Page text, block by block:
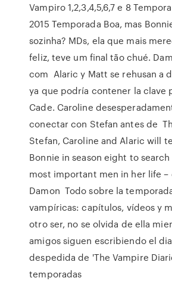
Vampiro 1,2,3,4,5,6,7 e 8
2015 Temporada Boa, mas
sozinha? MDs, ela que mais
feliz, teve um final tão chué.
com Alaric y Matt se rehusan a
ya que podría contener la clave
Cade. Caroline
conectar con Stefan antes de
Stefan, Caroline and Alaric will
Bonnie in season eight to
most important men in her life –
Damon Todo sobre la
vampíricas: capítulos, vídeos y
otro ser, no se olvida de ella
amigos siguen escribiendo el
despedida de 'The Vampire
temporadas